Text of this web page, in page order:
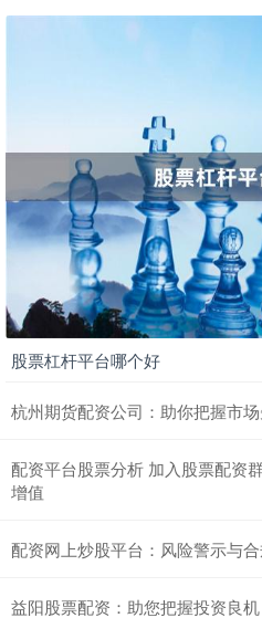
股票杠杆平台哪个好
杭州期货配资公司：助你把握市
配资平台股票分析 加入股票配资
增值
配资网上炒股平台：风险警示与合
益阳股票配资：助您把握投资良